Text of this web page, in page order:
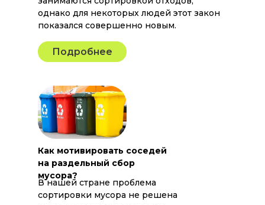
однако для некоторых людей этот закон
показался совершенно новым.
Подробнее
Как мотивировать соседей
на раздельный сбор
мусора?
В нашей стране проблема
сортировки мусора не решена